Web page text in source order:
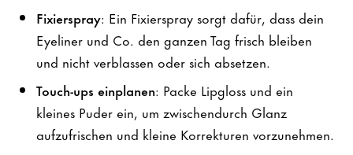
Fixierspray: Ein Fixierspray sorgt dafür, dass dein
Eyeliner und Co. den ganzen Tag frisch bleiben
und nicht verblassen oder sich absetzen.
Touch-ups einplanen: Packe Lipgloss und ein
kleines Puder ein, um zwischendurch Glanz
aufzufrischen und kleine Korrekturen vorzunehmen.